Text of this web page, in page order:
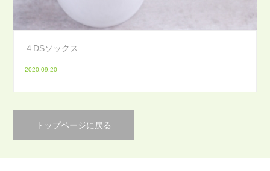
４DSソックス
2020.09.20
トップページに戻る